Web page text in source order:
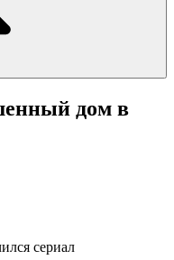
дом в
сериал